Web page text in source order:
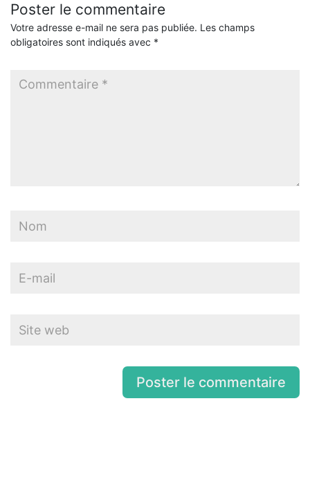
Poster le commentaire
Votre adresse e-mail ne sera pas publiée. Les champs
obligatoires sont indiqués avec *